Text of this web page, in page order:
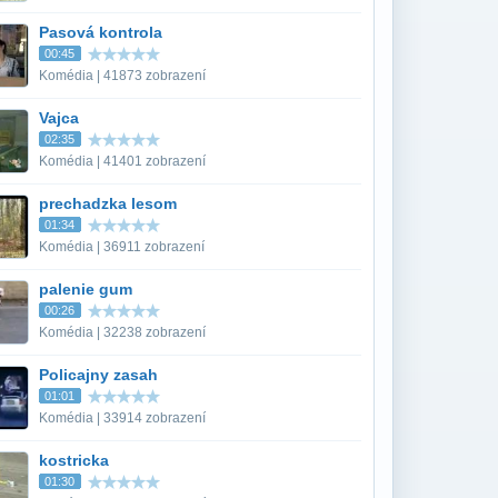
Pasová kontrola
00:45
Komédia | 41873 zobrazení
Vajca
02:35
Komédia | 41401 zobrazení
prechadzka lesom
01:34
Komédia | 36911 zobrazení
palenie gum
00:26
Komédia | 32238 zobrazení
Policajny zasah
01:01
Komédia | 33914 zobrazení
kostricka
01:30